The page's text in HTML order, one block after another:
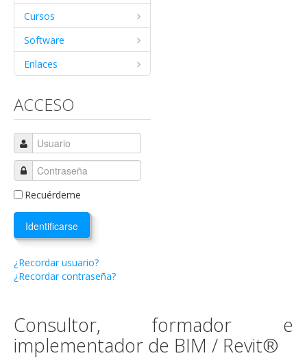
Cursos
Software
Enlaces
ACCESO
Recuérdeme
Identificarse
¿Recordar usuario?
¿Recordar contraseña?
Consultor, formador e
implementador de BIM / Revit®